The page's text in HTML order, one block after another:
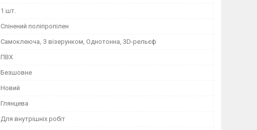
1 шт.
Спінений поліпропілен
Самоклеюча, З візерунком, Однотонна, 3D-рельєф
ПВХ
Безшовне
Новий
Глянцева
Для внутрішніх робіт